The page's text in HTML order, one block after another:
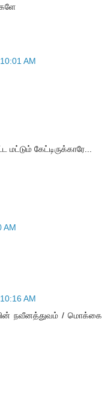
AM
மட்டும் கேட்டிருக்காரே...
AM
AM
பின் நவீனத்துவம் / மொக்கை